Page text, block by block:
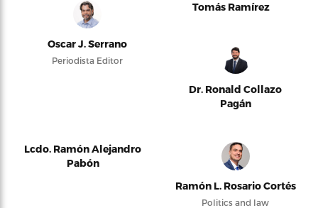
Oscar J. Serrano
Periodista Editor
Tomás Ramírez
Dr. Ronald Collazo
Pagán
Lcdo. Ramón Alejandro
Pabón
Ramón L. Rosario Cortés
Politics and law